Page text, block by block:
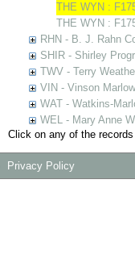
THE WYN :
THE WYN :
RHN - B. J. Rahn
SHIR - Shirley
TWV - Terry
VIN - Vinson
WAT - Watkins-
WEL - Mary Anne
Click on any of the
Privacy Policy